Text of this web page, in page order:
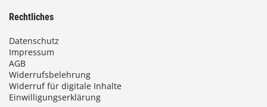
Rechtliches
Datenschutz
Impressum
AGB
Widerrufsbelehrung
Widerruf für digitale Inhalte
Einwilligungserklärung